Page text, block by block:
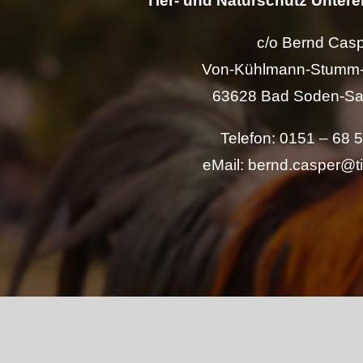
c/o Bernd
Von-Kühlmann-
63628 Bad Soden-
Telefon: 0151 – 68
eMail: